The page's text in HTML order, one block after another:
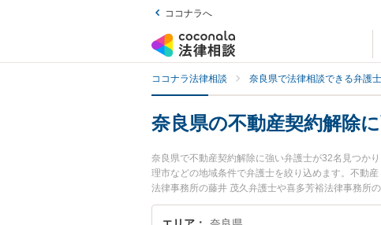
ココナラへ
ココナラ法律相談 奈良県で法律相談できる弁護士
奈良県の不動産契約解除
奈良県で不動産契約解除に強い弁護士が32名見つか
理市などの地域条件で弁護士を絞り込めます。不動
法律事務所の藤井 茂久弁護士や喜多芳裕法律事務所
良県で土日や夜間に発生した不動産契約解除のトラ
料で不動産契約解除を法律相談できる奈良県内の弁